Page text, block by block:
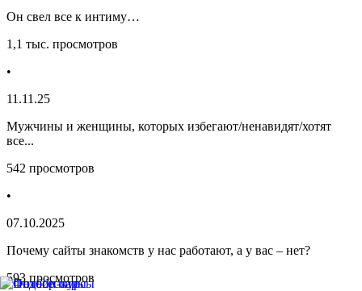
Он свел все к интиму…
1,1 тыс. просмотров
•
11.11.25
Мужчины и женщины, которых избегают/ненавидят/хотят
все...
542 просмотров
•
07.10.2025
Почему сайты знакомств у нас работают, а у вас – нет?
593 просмотров